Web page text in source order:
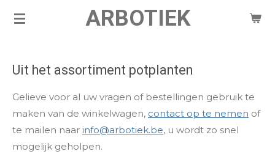
Ga
de
ARBOTIEK
Uit het assortiment potplanten
Gelieve voor al uw vragen of bestellingen gebruik te
maken van de winkelwagen, contact op te nemen of
te mailen naar info@arbotiek.be, u wordt zo snel
mogelijk geholpen.